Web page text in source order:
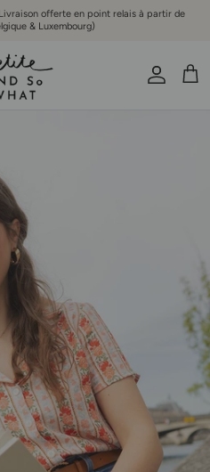
offerte en point relais à partir de
& Luxembourg)
Compte